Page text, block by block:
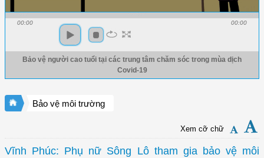
00:00 00:00
Bảo vệ người cao tuổi tại các trung tâm chăm sóc trong mùa dịch
Covid-19
Bảo vệ môi trường
Xem cỡ chữ
Vĩnh Phúc: Phụ nữ Sông Lô tham gia bảo vệ môi